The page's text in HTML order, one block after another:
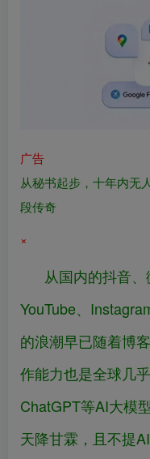
广告
从秘书起步，十年内无
段传奇
×
从国内的抖音
YouTube、
的浪潮早已随着博
作能力也是全球几
ChatGPT等AI大模
天降甘霖，且不提